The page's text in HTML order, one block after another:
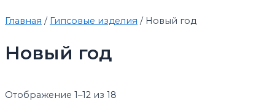
Главная / Гипсовые изделия / Новый год
Новый год
Отображение 1–12 из 18